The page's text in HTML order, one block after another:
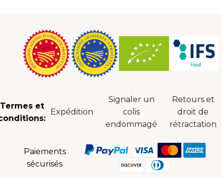
Termes et
Expédition
Signaler un
colis
endommagé
Retours et
droit de
rétractation
Paiements
sécurisés